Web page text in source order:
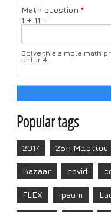
Math question *
1 + 11 =
Solve this simple math
enter 4.
Popular tags
2017 25η Μαρτίου
Bazaar covid
FLEX ipsum